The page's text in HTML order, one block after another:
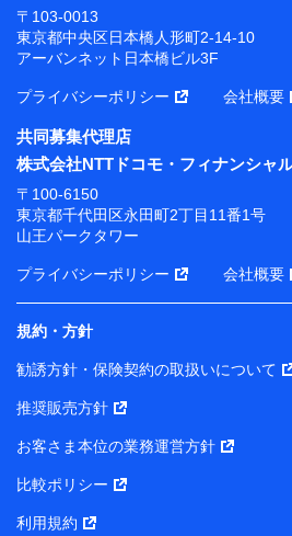
〒103-0013
東京都中央区日本橋人形町2-14-10
アーバンネット日本橋ビル3F
プライバシーポリシー 会社概要
共同募集代理店
株式会社NTTドコモ・フィナンシャ
〒100-6150
東京都千代田区永田町2丁目11番1号
山王パークタワー
プライバシーポリシー 会社概要
規約・方針
勧誘方針・保険契約の取扱いについて
推奨販売方針
お客さま本位の業務運営方針
比較ポリシー
利用規約